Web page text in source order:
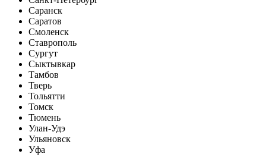
Саранск
Саратов
Смоленск
Ставрополь
Сургут
Сыктывкар
Тамбов
Тверь
Тольятти
Томск
Тюмень
Улан-Удэ
Ульяновск
Уфа